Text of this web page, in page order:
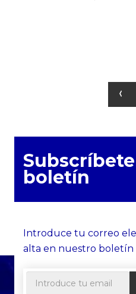
boletín
Introduce tu correo
alta en nuestro boletín